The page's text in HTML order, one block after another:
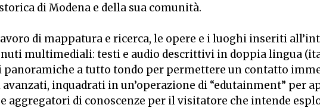
di Modena e della sua comunità.
di mappatura e ricerca, le opere e i luoghi inseriti
multimediali: testi e audio descrittivi in doppia lingua
a tutto tondo per permettere un contatto
inquadrati in un’operazione di “edutainment” per
aggregatori di conoscenze per il visitatore che intende